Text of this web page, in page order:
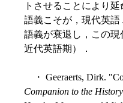
トさせることにより
語義こそが，現代英語
語義が衰退し，この
近代英語期）．
・ Geeraerts, Dirk.
Companion to the